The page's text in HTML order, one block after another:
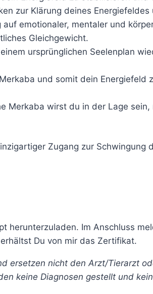
zur Klärung deines
emotionaler, mentaler und
Gleichgewicht.
ursprünglichen Seelenplan
und somit dein Energiefeld
Merkaba wirst du in der Lage
Zugang zur Schwingung
herunterzuladen. Im Anschluss
Du von mir das Zertifikat.
ersetzen nicht den Arzt/Tierarzt
keine Diagnosen gestellt und